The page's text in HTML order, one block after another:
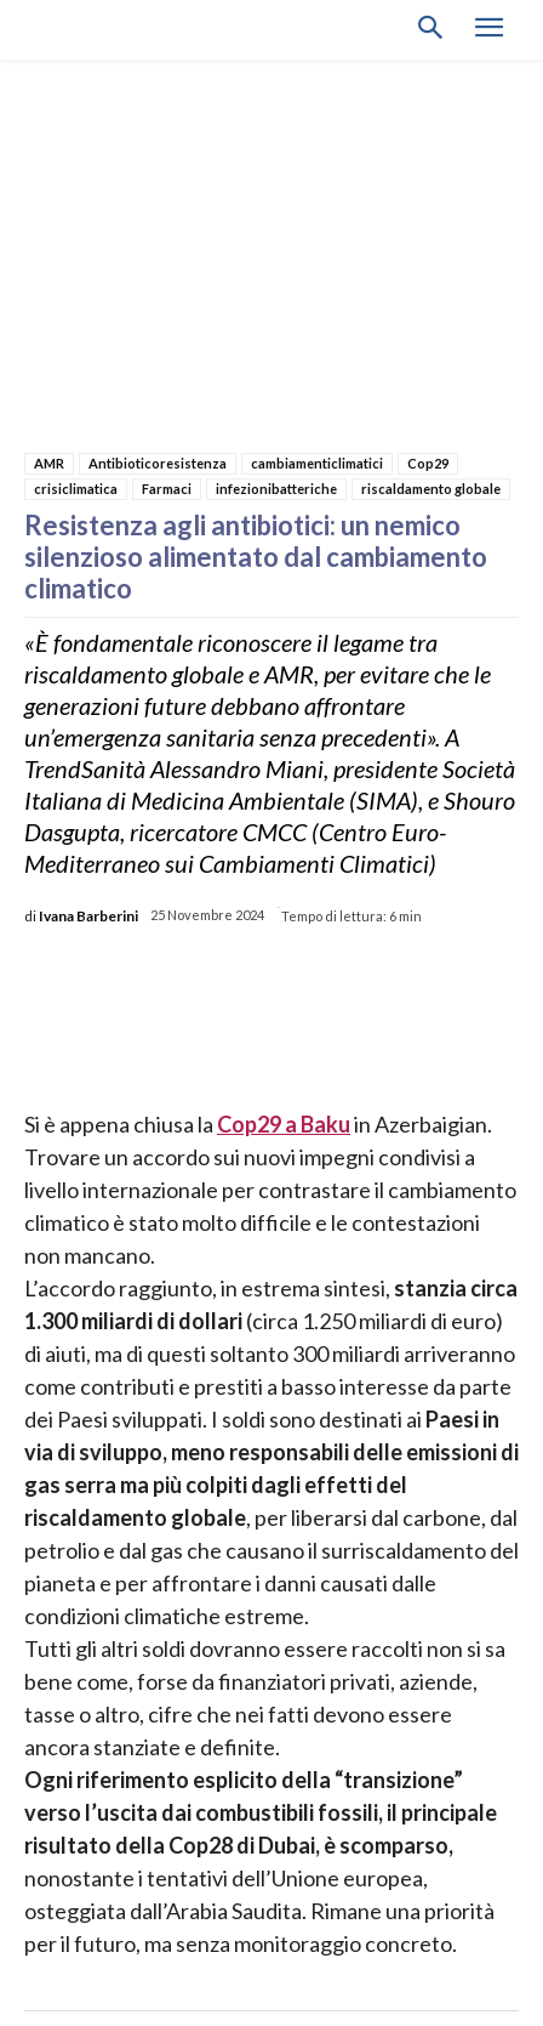
AMR Antibioticoresistenza cambiamenticlimatici
Cop29
crisiclimatica
Farmaci infezionibatteriche riscaldamento globale
Resistenza agli antibiotici: un nemico
silenzioso alimentato dal cambiamento
climatico
«È fondamentale riconoscere il legame tra
riscaldamento globale e AMR, per evitare che le
generazioni future debbano affrontare
un’emergenza sanitaria senza precedenti». A
TrendSanità Alessandro Miani, presidente Società
Italiana di Medicina Ambientale (SIMA), e Shouro
Dasgupta, ricercatore CMCC (Centro Euro-
Mediterraneo sui Cambiamenti Climatici)
di Ivana Barberini 25 Novembre 2024
-
Tempo di lettura: 6 min
Si è appena chiusa la Cop29 a Bakuin Azerbaigian.
Trovare un accordo sui nuovi impegni condivisi a
livello internazionale per contrastare il cambiamento
climatico è stato molto difficile e le contestazioni
non mancano.
L’accordo raggiunto, in estrema sintesi, stanzia circa
1.300 miliardi di dollari(circa 1.250 miliardi di euro)
di aiuti, ma di questi soltanto 300 miliardi arriveranno
come contributi e prestiti a basso interesse da parte
dei Paesi sviluppati. I soldi sono destinati ai Paesi in
via di sviluppo, meno responsabili delle emissioni di
gas serra ma più colpiti dagli effetti del
riscaldamento globale, per liberarsi dal carbone, dal
petrolio e dal gas che causano il surriscaldamento del
pianeta e per affrontare i danni causati dalle
condizioni climatiche estreme.
Tutti gli altri soldi dovranno essere raccolti non si sa
bene come, forse da finanziatori privati, aziende,
tasse o altro, cifre che nei fatti devono essere
ancora stanziate e definite.
Ogni riferimento esplicito della “transizione”
verso l’uscita dai combustibili fossili, il principale
risultato della Cop28 di Dubai, è scomparso,
nonostante i tentativi dell’Unione europea,
osteggiata dall’Arabia Saudita. Rimane una priorità
per il futuro, ma senza monitoraggio concreto.